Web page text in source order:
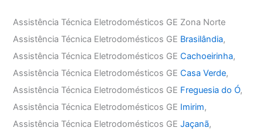
Assistência Técnica Eletrodomésticos GE Zona Norte
Assistência Técnica Eletrodomésticos GE Brasilândia,
Assistência Técnica Eletrodomésticos GECachoeirinha,
Assistência Técnica Eletrodomésticos GECasa Verde,
Assistência Técnica Eletrodomésticos GE Freguesia do Ó,
Assistência Técnica Eletrodomésticos GE Imirim,
Assistência Técnica Eletrodomésticos GEJaçanã,